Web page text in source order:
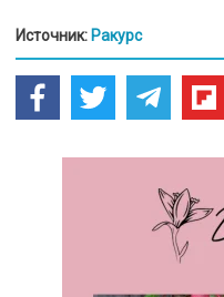
Источник: Ракурс